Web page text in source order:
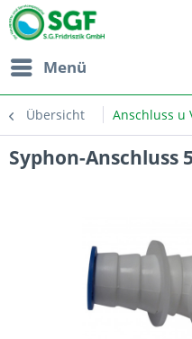
Menü
Übersicht Anschluss u
Syphon-Anschluss